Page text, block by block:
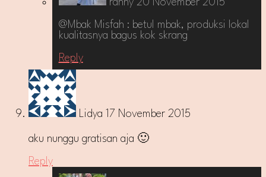
@Mbak Misfah : betul mbak, produksi lokal
kualitasnya bagus kok skrang
Reply
Lidya 17 November 2015
aku nunggu gratisan aja 🙂
Reply